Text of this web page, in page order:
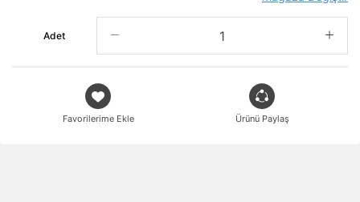
Adet
Favorilerime Ekle Ürünü Paylaş